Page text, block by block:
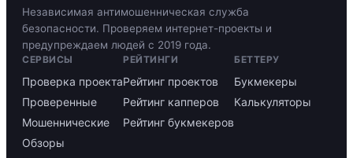
Независимая антимошенническая служба
безопасности. Проверяем интернет-проекты и
предупреждаем людей с 2019 года.
СЕРВИСЫ
Проверка проекта
Проверенные
Мошеннические
Обзоры
РЕЙТИНГИ
Рейтинг проектов
Рейтинг капперов
Рейтинг букмекеров
БЕТТЕРУ
Букмекеры
Калькуляторы